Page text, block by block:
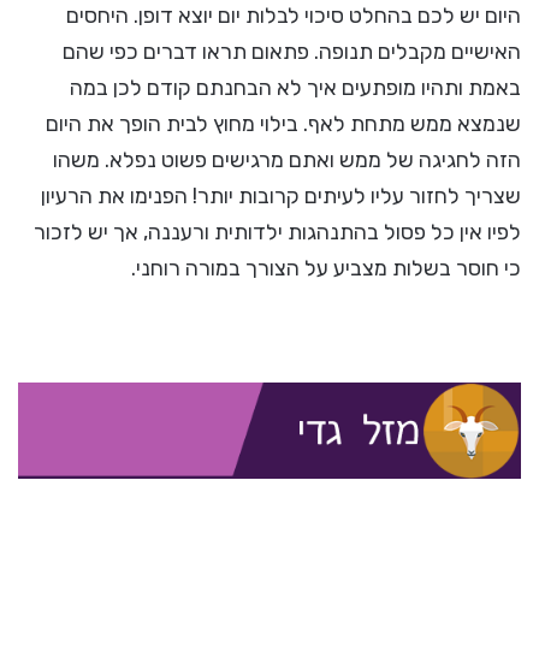
היום יש לכם בהחלט סיכוי לבלות יום יוצא דופן. היחסים
האישיים מקבלים תנופה. פתאום תראו דברים כפי שהם
באמת ותהיו מופתעים איך לא הבחנתם קודם לכן במה
שנמצא ממש מתחת לאף. בילוי מחוץ לבית הופך את היום
הזה לחגיגה של ממש ואתם מרגישים פשוט נפלא. משהו
שצריך לחזור עליו לעיתים קרובות יותר! הפנימו את הרעיון
לפיו אין כל פסול בהתנהגות ילדותית ורעננה, אך יש לזכור
כי חוסר בשלות מצביע על הצורך במורה רוחני.